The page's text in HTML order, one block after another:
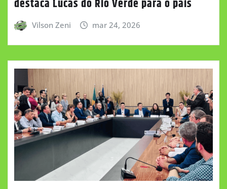
destaca Lucas do Rio Verde para o país
Vilson Zeni mar 24, 2026